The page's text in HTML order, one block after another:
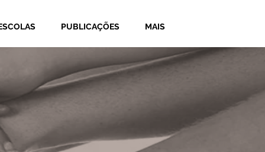
PUBLICAÇÕES MAIS